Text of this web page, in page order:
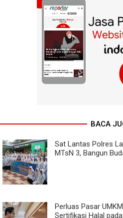
BACA
Sat Lantas Polres
MTsN 3, Bangun
Perluas Pasar
Sertifikasi Halal